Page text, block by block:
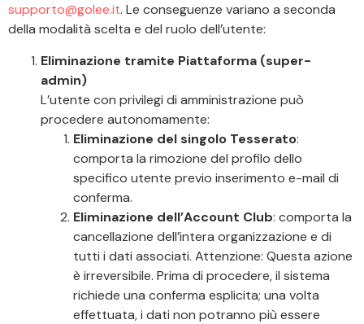
supporto@golee.it. Le conseguenze variano a seconda
della modalità scelta e del ruolo dell’utente:
Eliminazione tramite Piattaforma (super-
admin)
L’utente con privilegi di amministrazione può
procedere autonomamente:
Eliminazione del singolo Tesserato:
comporta la rimozione del profilo dello
specifico utente previo inserimento e-mail di
conferma.
Eliminazione dell’Account Club: comporta la
cancellazione dell’intera organizzazione e di
tutti i dati associati. Attenzione: Questa azione
è irreversibile. Prima di procedere, il sistema
richiede una conferma esplicita; una volta
effettuata, i dati non potranno più essere